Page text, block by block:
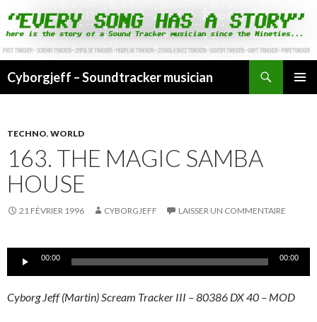
Cyborgjeff – Soundtracker musician
TECHNO, WORLD
163. THE MAGIC SAMBA
HOUSE
21 FÉVRIER 1996 CYBORGJEFF LAISSER UN COMMENTAIRE
Lecteur00:00 00:00
Cyborg Jeff (Martin) Scream Tracker III – 80386 DX 40 – MOD